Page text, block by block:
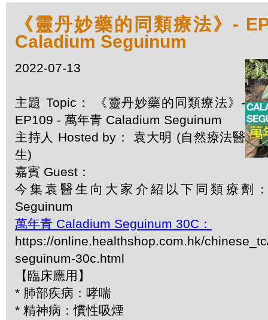
《靈丹妙藥的同類療法》-
Caladium Seguinum
2022-07-13
主題 Topic： 《靈丹妙藥的同類療法》-
EP109 - 萬年青 Caladium Seguinum
主持人 Hosted by： 袁大明 (自然療法醫
生)
嘉賓 Guest：
今集袁醫生向大家介紹以下同類療劑
Seguinum
萬年青 Caladium Seguinum 30C：
https://online.healthshop.com.hk/
seguinum-30c.html
【臨床應用】
* 肺部疾病：哮喘
* 精神病：慣性吸煙